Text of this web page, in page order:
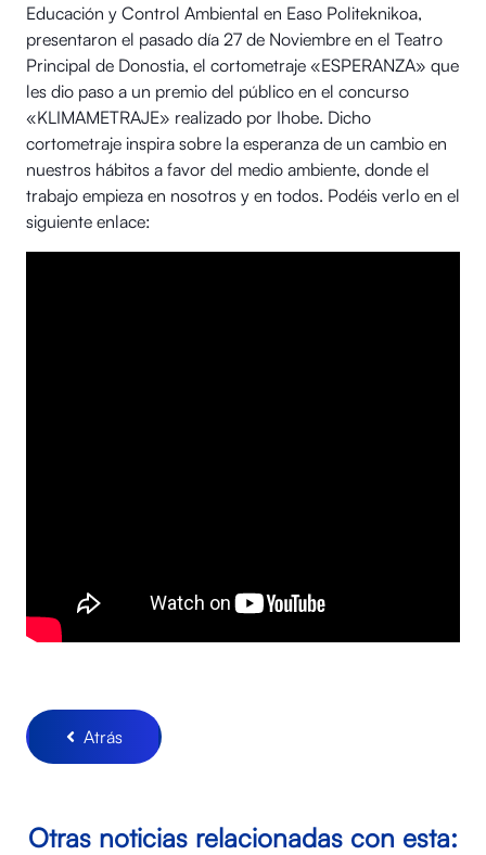
Educación y Control Ambiental en Easo Politeknikoa,
presentaron el pasado día 27 de Noviembre en el Teatro
Principal de Donostia, el cortometraje «ESPERANZA» que
les dio paso a un premio del público en el concurso
«KLIMAMETRAJE» realizado por Ihobe. Dicho
cortometraje inspira sobre la esperanza de un cambio en
nuestros hábitos a favor del medio ambiente, donde el
trabajo empieza en nosotros y en todos. Podéis verlo en el
siguiente enlace:
Atrás
Otras noticias relacionadas con esta: